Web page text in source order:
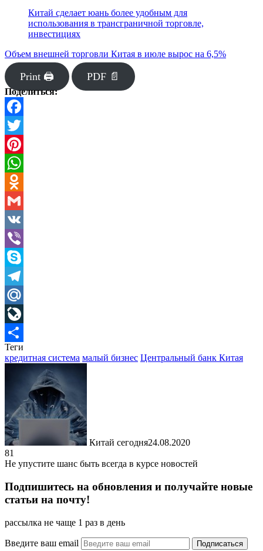
Китай сделает юань более удобным для
использования в трансграничной торговле,
инвестициях
Объем внешней торговли Китая в июле вырос на 6,5%
Print 🖨 PDF 📄
Поделиться:
Facebook
Twitter
Pinterest
WhatsApp
Odnoklassniki
Gmail
VK
Viber
Skype
Telegram
Mail.Ru
LiveJournal
Отправить
Теги
кредитная система малый бизнес Центральный банк Китая
Китай сегодня24.08.2020
81
Не упустите шанс быть всегда в курсе новостей
Подпишитесь на обновления и получайте новые
статьи на почту!
рассылка не чаще 1 раз в день
Введите ваш email